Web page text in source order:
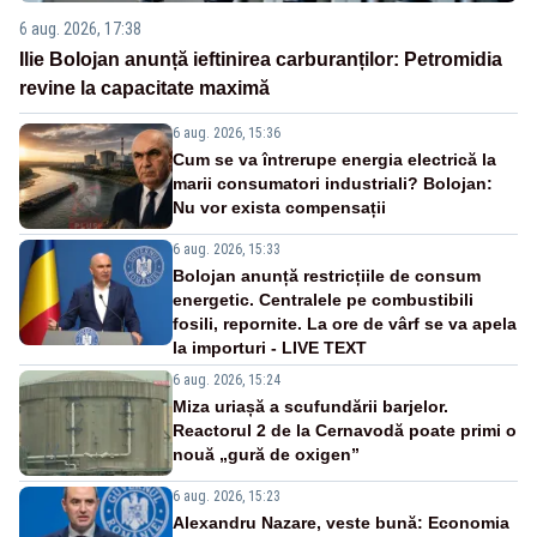
6 aug. 2026, 17:38
Ilie Bolojan anunță ieftinirea carburanților: Petromidia
revine la capacitate maximă
6 aug. 2026, 15:36
Cum se va întrerupe energia electrică la
marii consumatori industriali? Bolojan:
Nu vor exista compensații
6 aug. 2026, 15:33
Bolojan anunță restricțiile de consum
energetic. Centralele pe combustibili
fosili, repornite. La ore de vârf se va apela
la importuri - LIVE TEXT
6 aug. 2026, 15:24
Miza uriașă a scufundării barjelor.
Reactorul 2 de la Cernavodă poate primi o
nouă „gură de oxigen”
6 aug. 2026, 15:23
Alexandru Nazare, veste bună: Economia